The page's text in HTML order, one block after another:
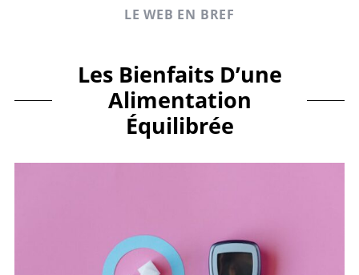
LE WEB EN BREF
Les Bienfaits D’une
Alimentation
Équilibrée